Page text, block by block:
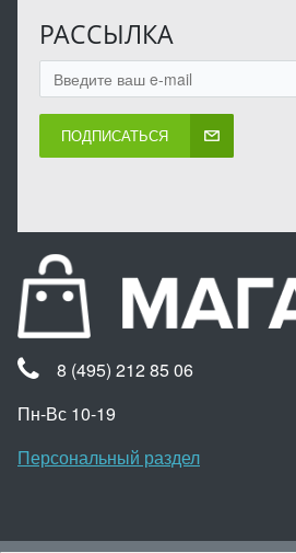
РАССЫЛКА
ПОДПИСАТЬСЯ
8 (495) 212 85 06
Пн-Вс 10-19
Персональный раздел